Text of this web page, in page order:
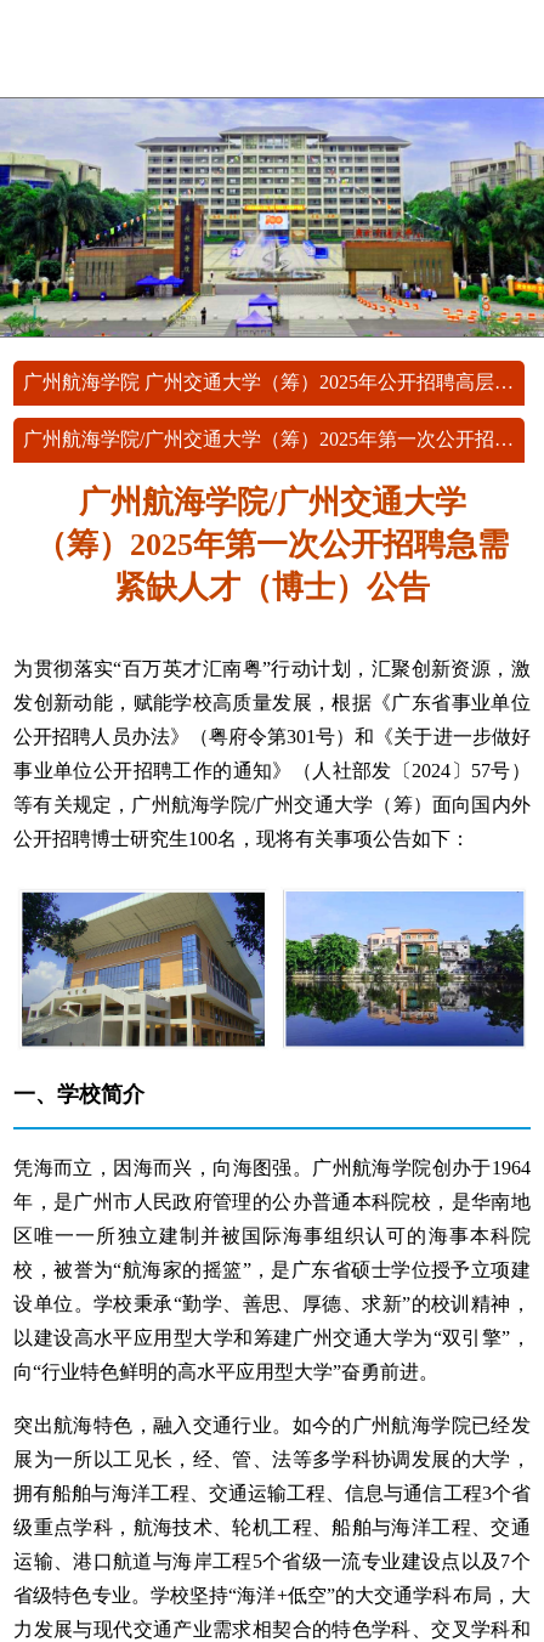
广州航海学院 广州交通大学（筹）2025年公开招聘高层次人才（学科领军人才）公告
广州航海学院/广州交通大学（筹）2025年第一次公开招聘急需紧缺人才（博士）公告
广州航海学院/广州交通大学
（筹）2025年第一次公开招聘急需
紧缺人才（博士）公告
为贯彻落实“百万英才汇南粤”行动计划，汇聚创新资源，激
发创新动能，赋能学校高质量发展，根据《广东省事业单位
公开招聘人员办法》（粤府令第301号）和《关于进一步做好
事业单位公开招聘工作的通知》（人社部发〔2024〕57号）
等有关规定，广州航海学院/广州交通大学（筹）面向国内外
公开招聘博士研究生100名，现将有关事项公告如下：
一、学校简介
凭海而立，因海而兴，向海图强。广州航海学院创办于1964
年，是广州市人民政府管理的公办普通本科院校，是华南地
区唯一一所独立建制并被国际海事组织认可的海事本科院
校，被誉为“航海家的摇篮”，是广东省硕士学位授予立项建
设单位。学校秉承“勤学、善思、厚德、求新”的校训精神，
以建设高水平应用型大学和筹建广州交通大学为“双引擎”，
向“行业特色鲜明的高水平应用型大学”奋勇前进。
突出航海特色，融入交通行业。如今的广州航海学院已经发
展为一所以工见长，经、管、法等多学科协调发展的大学，
拥有船舶与海洋工程、交通运输工程、信息与通信工程3个省
级重点学科，航海技术、轮机工程、船舶与海洋工程、交通
运输、港口航道与海岸工程5个省级一流专业建设点以及7个
省级特色专业。学校坚持“海洋+低空”的大交通学科布局，大
力发展与现代交通产业需求相契合的特色学科、交叉学科和